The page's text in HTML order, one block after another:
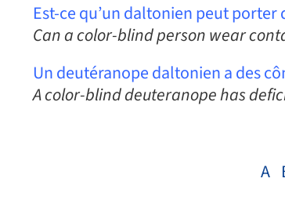
Est-ce qu’un daltonien peut
Can a color-blind person wear
Un deutéranope daltonien a des
A color-blind deuteranope has
A